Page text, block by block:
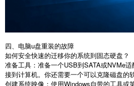
四、电脑u盘重装的故障
如何安全快速的迁移你的系统到固态硬盘？
准备工具：准备一个USB到SATA或NVMe适
接到计算机。你还需要一个可以克隆磁盘的软
创建系统映像：使用Windows自带的工具或